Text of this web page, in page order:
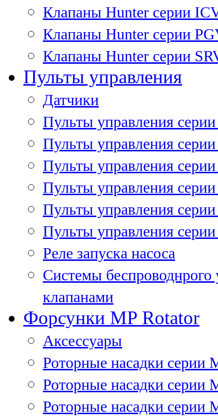
Клапаны Hunter серии
Клапаны Hunter серии
Клапаны Hunter серии
Пульты управления
Датчики
Пульты управления
Пульты управления
Пульты управления
Пульты управления
Пульты управления
Пульты управления
Реле запуска насоса
Системы
клапанами
Форсунки MP Rotator
Аксессуары
Роторные насадки серии
Роторные насадки серии
Роторные насадки серии